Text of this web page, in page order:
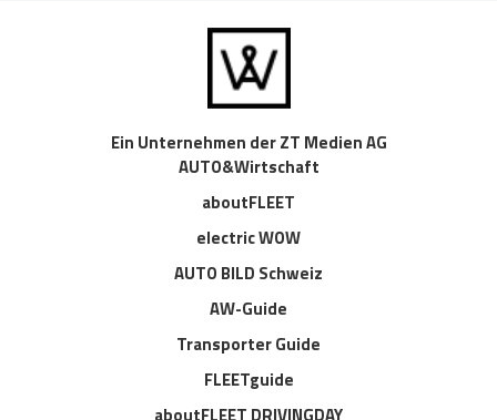
Ein Unternehmen der ZT Medien AG
AUTO&Wirtschaft
aboutFLEET
electric WOW
AUTO BILD Schweiz
AW-Guide
Transporter Guide
FLEETguide